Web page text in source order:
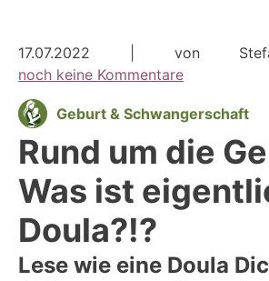
Geburt & Schwangerschaft
17.07.2022 | von
noch keine Kommentare
Rund um die
Was ist
Doula?!?
Lese wie eine Doula